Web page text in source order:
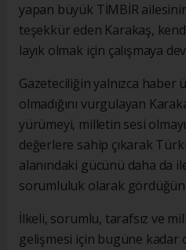
yapan büyük TİMBİR
teşekkür eden Karakaş,
layık olmak için çalışmaya
Gazeteciliğin yalnızca
olmadığını vurgulayan
yürümeyi, milletin sesi
değerlere sahip çıkarak
alanındaki gücünü daha da
sorumluluk olarak
İlkeli, sorumlu, tarafsız ve
gelişmesi için bugüne